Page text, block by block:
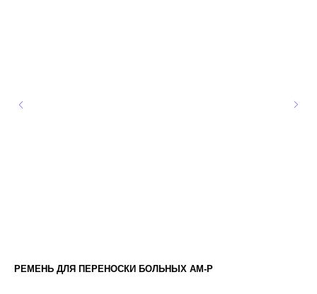
РЕМЕНЬ ДЛЯ ПЕРЕНОСКИ БОЛЬНЫХ AM-P